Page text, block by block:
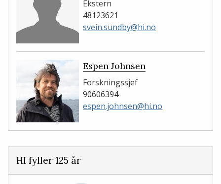
Ekstern
48123621
svein.sundby@hi.no
Espen Johnsen
Forskningssjef
90606394
espen.johnsen@hi.no
HI fyller 125 år